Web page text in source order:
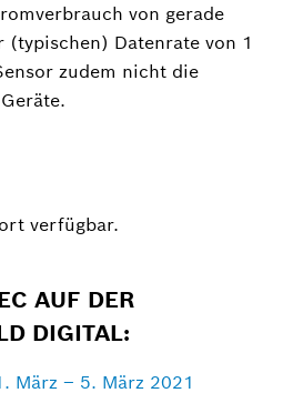
von gerade
(typischen) Datenrate von 1
zudem nicht die
verfügbar.
AUF DER
DIGITAL:
März – 5. März 2021